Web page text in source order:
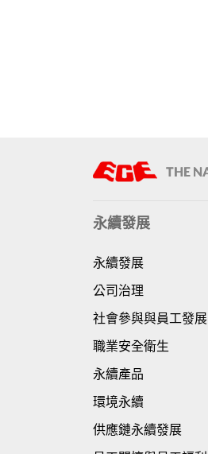
永續發展
永續發展
公司治理
社會參與與員工發展
職業安全衛生
永續產品
環境永續
供應鏈永續發展